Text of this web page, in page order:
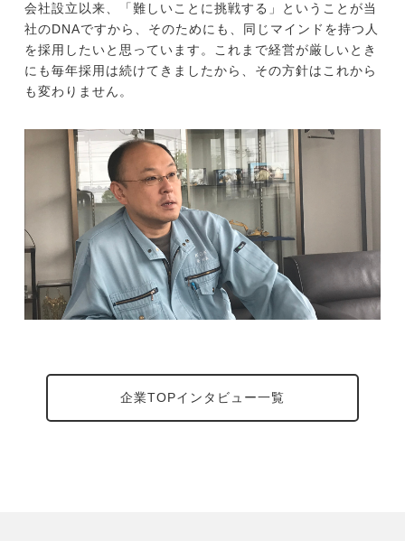
会社設立以来、「難しいことに挑戦する」ということが当
社のDNAですから、そのためにも、同じマインドを持つ人
を採用したいと思っています。これまで経営が厳しいとき
にも毎年採用は続けてきましたから、その方針はこれから
も変わりません。
企業TOPインタビュー一覧